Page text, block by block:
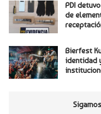
PDI
de
Bierfest
identidad